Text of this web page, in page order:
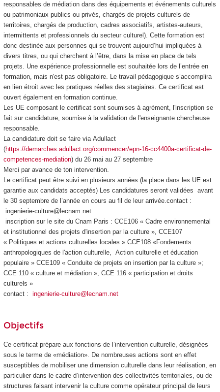
responsables de médiation dans des équipements et événements culturels
ou patrimoniaux publics ou privés, chargés de projets culturels de
territoires, chargés de production, cadres associatifs, artistes-auteurs,
intermittents et professionnels du secteur culturel). Cette formation est
donc destinée aux personnes qui se trouvent aujourd’hui impliquées à
divers titres, ou qui cherchent à l’être, dans la mise en place de tels
projets. Une expérience professionnelle est souhaitée lors de l’entrée en
formation, mais n'est pas obligatoire. Le travail pédagogique s’accomplira
en lien étroit avec les pratiques réelles des stagiaires. Ce certificat est
ouvert également en formation continue.
Les UE composant le certificat sont soumises à agrément, l'inscription se
fait sur candidature, soumise à la validation de l'enseignante chercheuse
responsable.
La candidature doit se faire via Adullact
(https://demarches.adullact.org/commencer/epn-16-cc4400a-certificat-de-
competences-mediation) du 26 mai au 27 septembre
Merci par avance de ton intervention.
Le certificat peut être suivi en plusieurs années (la place dans les UE est
garantie aux candidats acceptés) Les candidatures seront validées avant
le 30 septembre de l’année en cours au fil de leur arrivée.contact :
ingenierie-culture@lecnam.net
inscription sur le site du Cnam Paris : CCE106 « Cadre environnemental
et institutionnel des projets d'insertion par la culture », CCE107
« Politiques et actions culturelles locales » CCE108 «Fondements
anthropologiques de l'action culturelle, Action culturelle et éducation
populaire » CCE109 « Conduite de projets en insertion par la culture »;
CCE 110 « culture et médiation », CCE 116 « participation et droits
culturels »
contact : ingenierie-culture@lecnam.net
Objectifs
Ce certificat prépare aux fonctions de l’intervention culturelle, désignées
sous le terme de «médiation». De nombreuses actions sont en effet
susceptibles de mobiliser une dimension culturelle dans leur réalisation, en
particulier dans le cadre d’intervention des collectivités territoriales, ou de
structures faisant intervenir la culture comme opérateur principal de leurs